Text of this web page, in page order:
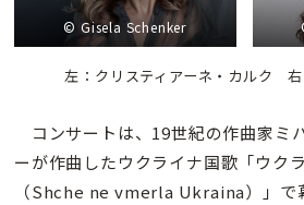
© Gisela Schenker
左： クリスティアーネ・カルク 右
コンサートは、19世紀の作曲家ミ
ーが作曲したウクライナ国歌「ウク
（Shche ne vmerla Ukraina）」で